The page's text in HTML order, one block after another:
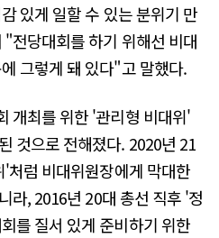
있게 일할 수 있는 분위기 만
전당대회를 하기 위해선 비대
그렇게 돼 있다"고 말했다.
개최를 위한 '관리형 비대위'
것으로 전해졌다. 2020년 21
처럼 비대위원장에게 막대한
라, 2016년 20대 총선 직후 '정
를 질서 있게 준비하기 위한